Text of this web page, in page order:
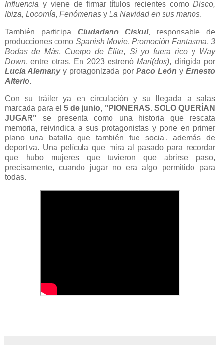
Influencia y viene de firmar títulos recientes como Disco,
Ibiza, Locomía, Fenómenas y La Navidad en sus manos.
También participa Ciudadano Ciskul, responsable de
producciones como Spanish Movie,Promoción Fantasma,3
Bodas de Más, Cuerpo de Élite, Si yo fuera ricoy Way
Down, entre otras. En 2023 estrenóMari(dos), dirigida por
Lucía Alemanyy protagonizada por Paco León y Ernesto
Alterio.
Con su tráiler ya en circulación y su llegada a salas
marcada para el 5 de junio, "PIONERAS. SOLO QUERÍAN
JUGAR" se presenta como una historia que rescata
memoria, reivindica a sus protagonistas y pone en primer
plano una batalla que también fue social, además de
deportiva. Una película que mira al pasado para recordar
que hubo mujeres que tuvieron que abrirse paso,
precisamente, cuando jugar no era algo permitido para
todas.